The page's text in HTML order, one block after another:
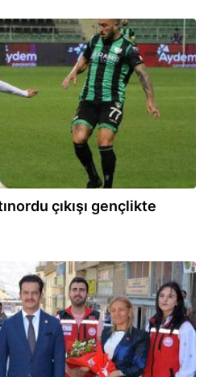
çıkışı gençlikte